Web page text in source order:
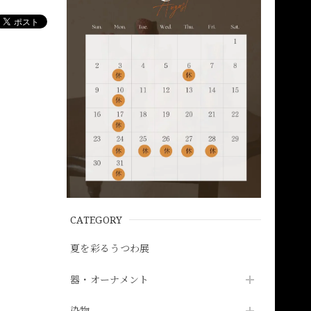
CATEGORY
夏を彩るうつわ展
器・オーナメント